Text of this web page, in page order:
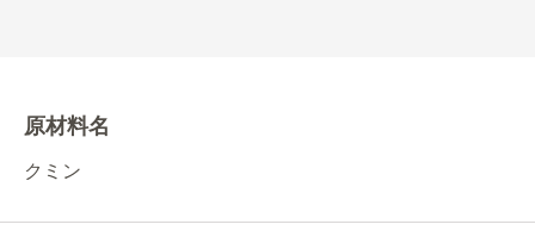
原材料名
クミン